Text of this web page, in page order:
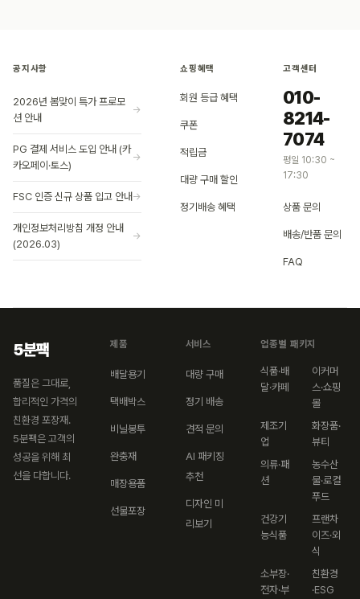
공지사항
2026년 봄맞이 특가 프로모
션 안내
→
PG 결제 서비스 도입 안내 (카
카오페이·토스)
→
FSC 인증 신규 상품 입고 안내 →
개인정보처리방침 개정 안내
(2026.03)
→
쇼핑혜택
회원 등급 혜택
쿠폰
적립금
대량 구매 할인
정기배송 혜택
고객센터
010-
8214-
7074
평일 10:30 ~
17:30
상품 문의
배송/반품 문의
FAQ
5분팩
품질은 그대로,
합리적인 가격의
친환경 포장재.
5분팩은 고객의
성공을 위해 최
선을 다합니다.
제품
배달용기
택배박스
비닐봉투
완충재
매장용품
선물포장
서비스
대량 구매
정기 배송
견적 문의
AI 패키징
추천
디자인 미
리보기
업종별 패키지
식품·배
달·카페
이커머
스·쇼핑
몰
제조기
업
화장품·
뷰티
의류·패
션
농수산
물·로컬
푸드
건강기
능식품
프랜차
이즈·외
식
소부장·
전자·부
친환경
·ESG